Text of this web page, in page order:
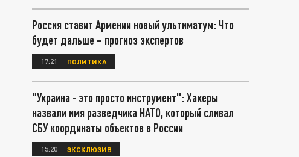
Россия ставит Армении новый ультиматум: Что
будет дальше – прогноз экспертов
17:21 ПОЛИТИКА
"Украина - это просто инструмент": Хакеры
назвали имя разведчика НАТО, который сливал
СБУ координаты объектов в России
15:20 ЭКСКЛЮЗИВ